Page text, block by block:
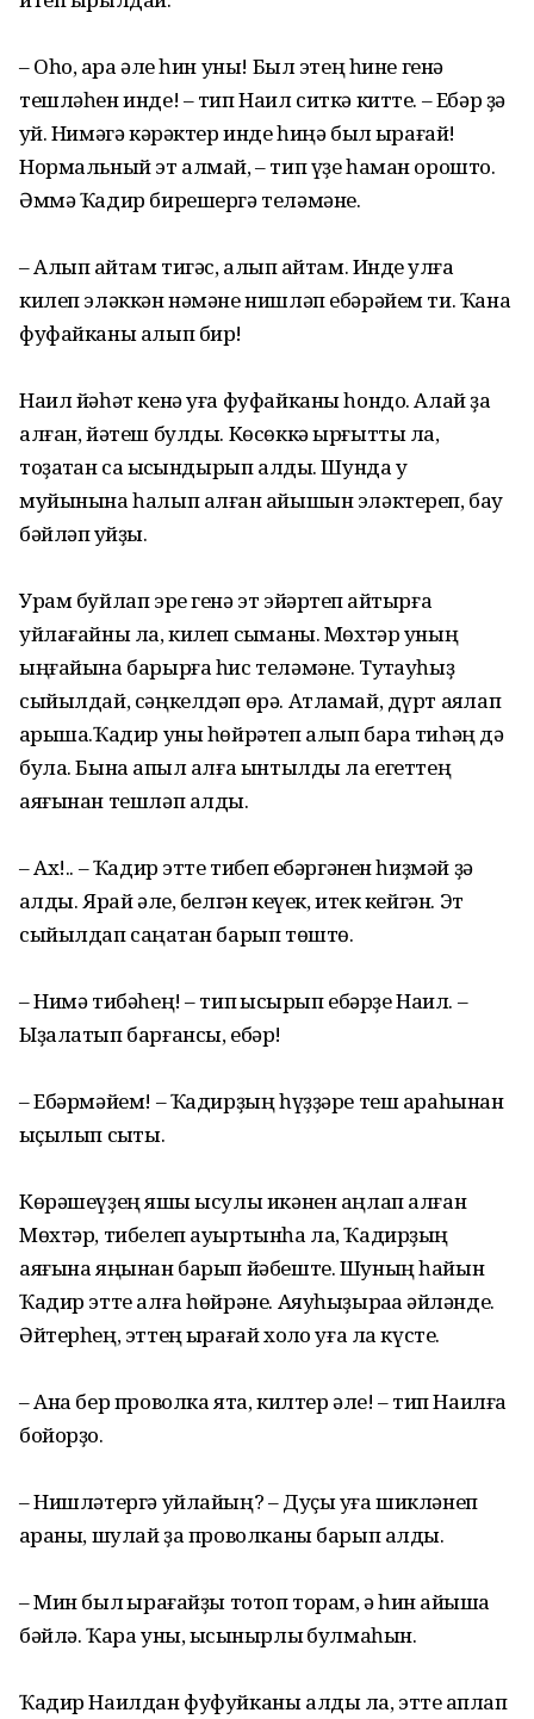
– Оһо, ҡара әле һин уны! Был этең һине генә
тешләһен инде! – тип Наил ситкә китте. – Ебәр ҙә
ҡуй. Нимәгә кәрәктер инде һиңә был ҡырағай!
Нормальный эт алмай, – тип үҙе һаман орошто.
Әммә Ҡадир бирешергә теләмәне.
– Алып ҡайтам тигәс, алып ҡайтам. Инде ҡулға
килеп эләккән нәмәне нишләп ебәрәйем ти. Ҡана
фуфайканы алып бир!
Наил йәһәт кенә уға фуфайканы һондо. Алай ҙа
алған, йәтеш булды. Көсөккә ырғытты ла,
тоҙаҡтан саҡ ысҡындырып алды. Шунда уҡ
муйынына һалып алған ҡайышын эләктереп, бау
бәйләп ҡуйҙы.
Урам буйлап эре генә эт эйәртеп ҡайтырға
уйлағайны ла, килеп сыҡманы. Мөхтәр уның
ыңғайына барырға һис теләмәне. Туҡтауһыҙ
сыйылдай, сәңкелдәп өрә. Атламай, дүрт аяҡлап
ҡарыша.Ҡадир уны һөйрәтеп алып бара тиһәң дә
була. Бына ҡапыл алға ынтылды ла егеттең
аяғынан тешләп алды.
– Ах!.. – Ҡадир этте тибеп ебәргәнен һиҙмәй ҙә
ҡалды. Ярай әле, белгән кеүек, итек кейгән. Эт
сыйылдап саңҡатан барып төштө.
– Нимә тибәһең! – тип ҡысҡырып ебәрҙе Наил. –
Ыҙалатып барғансы, ебәр!
– Ебәрмәйем! – Ҡадирҙың һүҙҙәре теш араһынан
ҡыҫылып сыҡты.
Көрәшеүҙең яҡшы ысулы икәнен аңлап алған
Мөхтәр, тибелеп ауыртынһа ла, Ҡадирҙың
аяғына яңынан барып йәбеште. Шуның һайын
Ҡадир этте алға һөйрәне. Аяуһыҙыраҡҡа әйләнде.
Әйтерһең, эттең ҡырағай холҡо уға ла күсте.
– Ана бер проволка ята, килтер әле! – тип Наилға
бойорҙо.
– Нишләтергә уйлайың? – Дуҫы уға шикләнеп
ҡараны, шулай ҙа проволканы барып алды.
– Мин был ҡырағайҙы тотоп торам, ә һин ҡайышҡа
бәйлә. Ҡара уны, ысҡынырлыҡ булмаһын.
Ҡадир Наилдан фуфуйканы алды ла, этте ҡаплап